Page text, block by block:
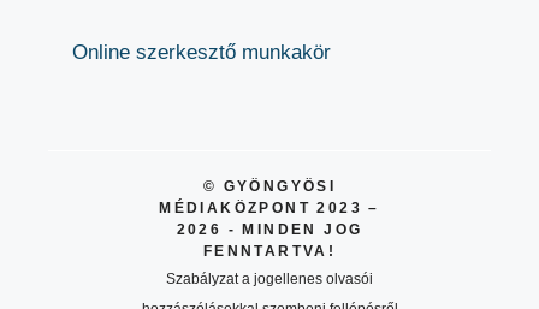
Online szerkesztő munkakör
© GYÖNGYÖSI
MÉDIAKÖZPONT 2023 –
2026 - MINDEN JOG
FENNTARTVA!
Szabályzat a jogellenes olvasói